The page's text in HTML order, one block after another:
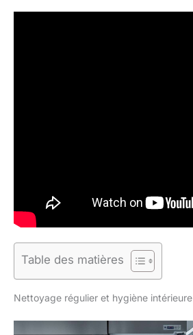
Table des matières
Nettoyage régulier et hygiène intérieure